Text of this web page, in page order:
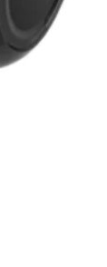
برای بزرگنمایی کلیک کنید